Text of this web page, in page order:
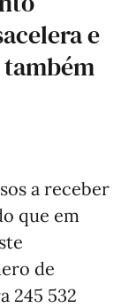
e
a receber
que em
de
245 532